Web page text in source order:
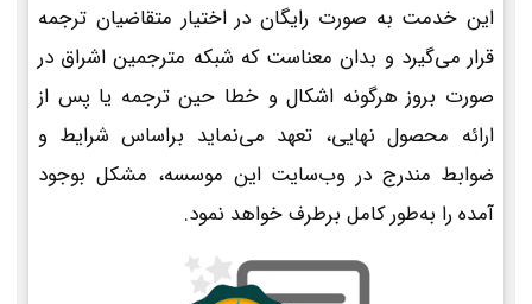
این خدمت به صورت رایگان در اختیار متقاضیان ترجمه
قرار می‌گیرد و بدان معناست که شبکه مترجمین اشراق در
صورت بروز هرگونه اشکال و خطا حین ترجمه یا پس از
ارائه محصول نهایی، تعهد می‌نماید براساس شرایط و
ضوابط مندرج در وب‌سایت این موسسه، مشکل بوجود
آمده را به‌طور کامل برطرف خواهد نمود.